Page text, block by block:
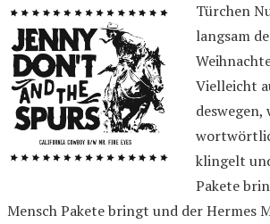
Türchen
langsam
Vielleicht
deswegen,
klingelt
Pakete
Mensch Pakete bringt und der Hermes